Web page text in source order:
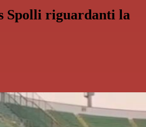
Spolli riguardanti la